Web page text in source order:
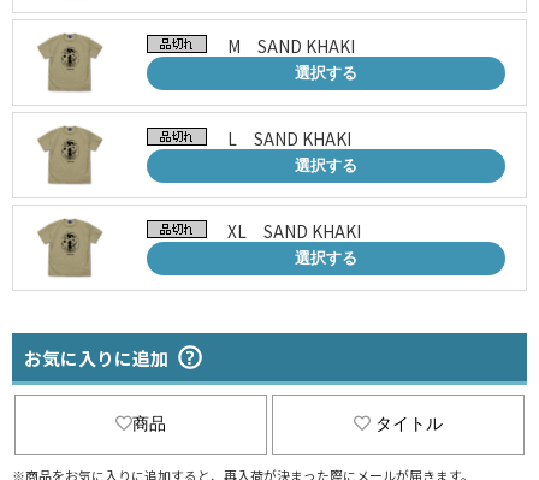
M SAND KHAKI
選択する
L SAND KHAKI
選択する
XL SAND KHAKI
選択する
お気に入りに追加
商品 タイトル
※商品をお気に入りに追加すると、再入荷が決まった際にメールが届きます。